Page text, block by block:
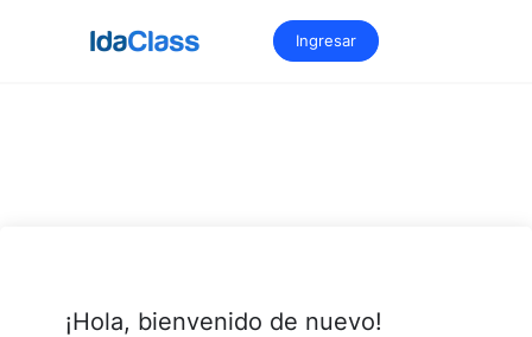
Ingresar
¡Hola, bienvenido de nuevo!